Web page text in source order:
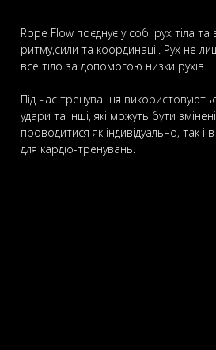
Rope Flow поєднує у собі рух тіла
ритму,сили та координаціі. Рух не
все тіло за допомогою низки рухів.
Під час тренування
удари та інші, які можуть бути
проводитися як індивідуально, так
для кардіо-тренувань.